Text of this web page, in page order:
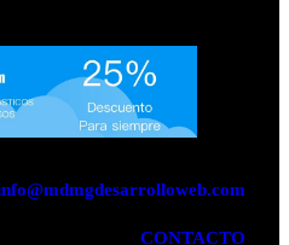
CONTACTO